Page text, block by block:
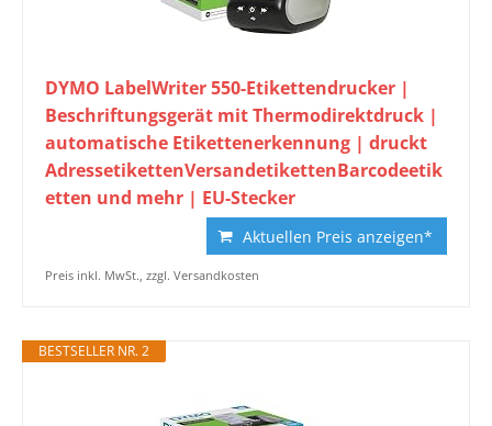
DYMO LabelWriter 550-Etikettendrucker |
Beschriftungsgerät mit Thermodirektdruck |
automatische Etikettenerkennung | druckt
AdressetikettenVersandetikettenBarcodeetik
etten und mehr | EU-Stecker
Aktuellen Preis anzeigen*
Preis inkl. MwSt., zzgl. Versandkosten
BESTSELLER NR. 2